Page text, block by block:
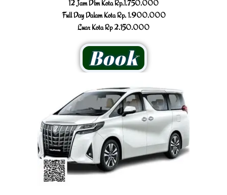
12 Jam Dlm Kota Rp.1.750.000
Full Day Dalam Kota Rp. 1.900.000
Luar Kota Rp 2.150.000
Book